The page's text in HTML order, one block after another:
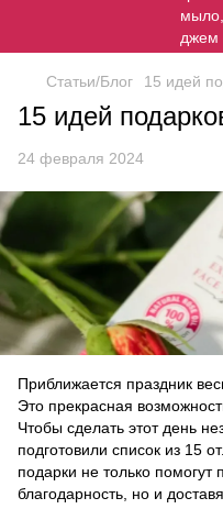
Статьи/Блог 15 идей
15 идей
24 февраля 2024
Приближается праздник
Это прекрасная
Чтобы сделать этот день
подготовили список из 15
подарки не только помогут
благодарность, но и